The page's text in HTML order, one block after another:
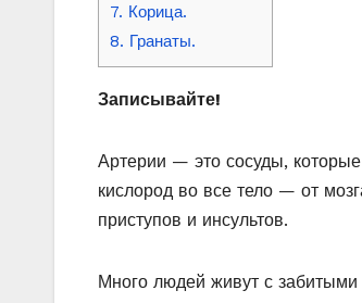
7. Корица.
8. Гранаты.
Записывайте!
Артерии — это сосуды,
кислород во все тело — от
приступов и инсультов.
Много людей живут с